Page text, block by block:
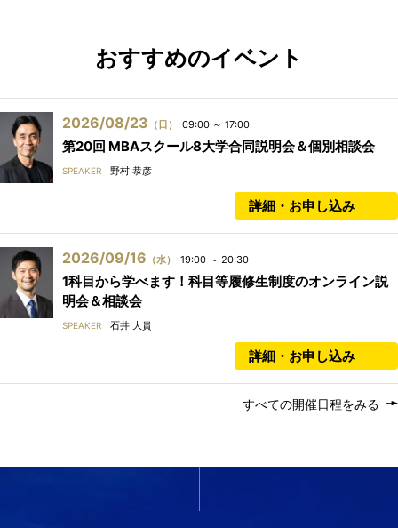
おすすめのイベント
2026/08/23 （日） 09:00 ～ 17:00
第20回 MBAスクール8大学合同説明会＆個別相談会
SPEAKER 野村 恭彦
詳細・お申し込み
2026/09/16 （水） 19:00 ～ 20:30
1科目から学べます！科目等履修生制度のオンライン説
明会＆相談会
SPEAKER 石井 大貴
詳細・お申し込み
すべての開催日程をみる